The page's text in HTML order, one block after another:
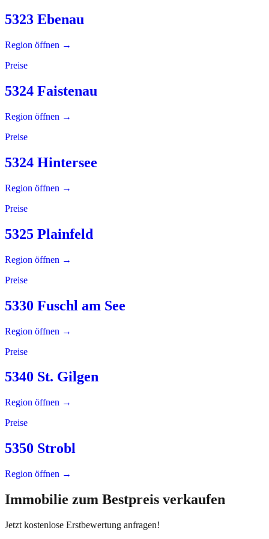
5323 Ebenau
Region öffnen →
Preise
5324 Faistenau
Region öffnen →
Preise
5324 Hintersee
Region öffnen →
Preise
5325 Plainfeld
Region öffnen →
Preise
5330 Fuschl am See
Region öffnen →
Preise
5340 St. Gilgen
Region öffnen →
Preise
5350 Strobl
Region öffnen →
Immobilie zum Bestpreis verkaufen
Jetzt kostenlose Erstbewertung anfragen!